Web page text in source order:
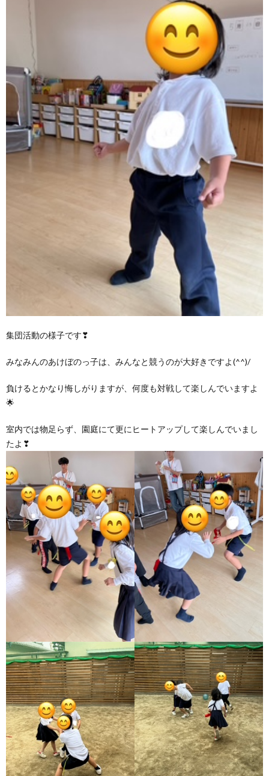
集団活動の様子です❣
みなみんのあけぼのっ子は、みんなと競うのが大好きですよ(^^)/
負けるとかなり悔しがりますが、何度も対戦して楽しんでいますよ
🌟
室内では物足らず、園庭にて更にヒートアップして楽しんでいまし
たよ❣